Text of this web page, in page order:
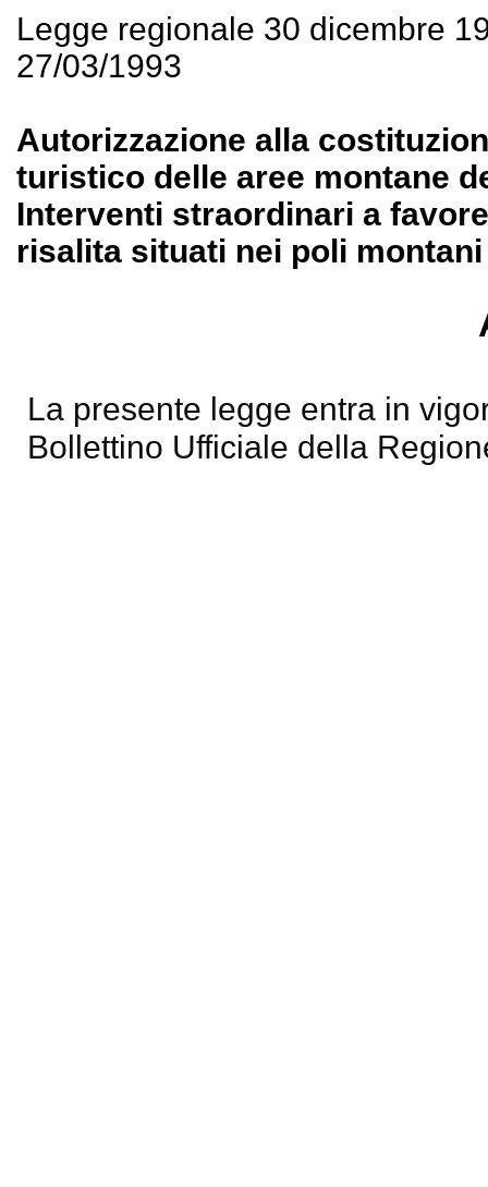
Legge regionale 30 dicembre
27/03/1993
Autorizzazione alla
turistico delle aree montane
Interventi straordinari a
risalita situati nei poli
La presente legge entra in
Bollettino Ufficiale della